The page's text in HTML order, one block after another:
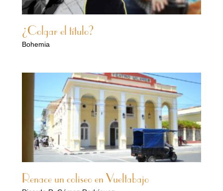
¿Colgar el título?
Bohemia
Renace un coliseo en Vueltabajo